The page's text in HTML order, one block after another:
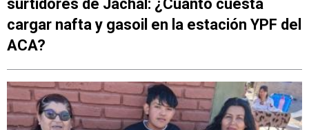
surtidores de Jáchal: ¿Cuánto cuesta
cargar nafta y gasoil en la estación YPF del
ACA?